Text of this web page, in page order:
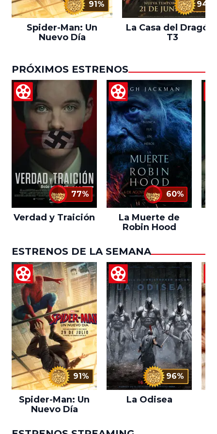
91%
Spider-Man: Un
Nuevo Día
94%
La Casa del Dragón
T3
PRÓXIMOS ESTRENOS
77%
Verdad y Traición
60%
La Muerte de
Robin Hood
ESTRENOS DE LA SEMANA
91%
Spider-Man: Un
Nuevo Día
96%
La Odisea